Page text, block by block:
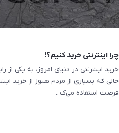
چرا اینترنتی خرید کنیم؟!
خرید اینترنتی در دنیای امروز، به یکی
حالی که بسیاری از مردم هنوز از خرید
فرصت استفاده می‌ک...